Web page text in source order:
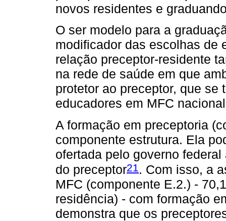
novos residentes e
O ser modelo para a
modificador das escolhas de
relação preceptor-residente
na rede de saúde em que
protetor ao preceptor, que se
educadores em MFC
A formação em preceptoria
componente estrutura. Ela
ofertada pelo governo
do preceptor21 . Com isso, a
MFC (componente E.2.) -
residência) - com formação
demonstra que os